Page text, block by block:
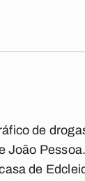
de
João
de